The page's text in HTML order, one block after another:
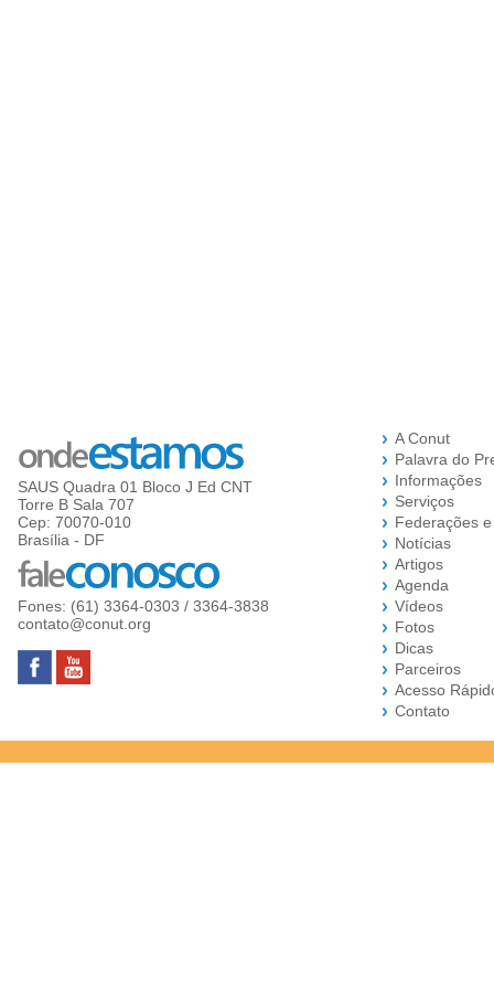
SAUS Quadra 01 Bloco J Ed CNT
Torre B Sala 707
Cep: 70070-010
Brasília - DF
Fones: (61) 3364-0303 / 3364-3838
contato@conut.org
A Conut
Palavra do
Informações
Serviços
Federações
Notícias
Artigos
Agenda
Vídeos
Fotos
Dicas
Parceiros
Acesso
Contato